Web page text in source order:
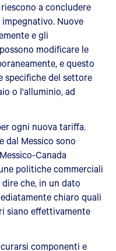
a concludere
Nuove
e gli
modificare le
e questo
specifiche del settore
o l'alluminio, ad
ogni nuova tariffa.
dal Messico sono
Canada
politiche commerciali
che, in un dato
chiaro quali
siano effettivamente
componenti e